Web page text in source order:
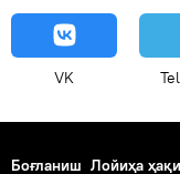
VK
Боғланиш Лойиҳа